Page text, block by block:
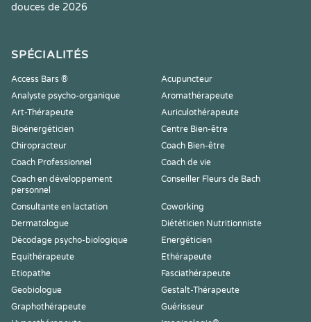
douces de 2026
SPÉCIALITÉS
Access Bars ®
Acupuncteur
Analyste psycho-organique
Aromathérapeute
Art-Thérapeute
Auriculothérapeute
Bioénergéticien
Centre Bien-être
Chiropracteur
Coach Bien-être
Coach Professionnel
Coach de vie
Coach en développement
personnel
Conseiller Fleurs de Bach
Consultante en lactation
Coworking
Dermatologue
Diététicien Nutritionniste
Décodage psycho-biologique
Energéticien
Equithérapeute
Ethérapeute
Etiopathe
Fasciathérapeute
Geobiologue
Gestalt-Thérapeute
Graphothérapeute
Guérisseur